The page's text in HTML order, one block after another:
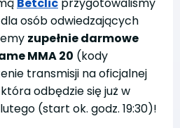
Betclic przygotowaliśmy
osób odwiedzających
zupełnie darmowe
MMA 20 (kody
transmisji na oficjalnej
odbędzie się już w
(start ok. godz. 19:30)!